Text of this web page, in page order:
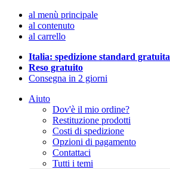
al menù principale
al contenuto
al carrello
Italia: spedizione standard gratuita
Reso gratuito
Consegna in 2 giorni
Aiuto
Dov'è il mio ordine?
Restituzione prodotti
Costi di spedizione
Opzioni di pagamento
Contattaci
Tutti i temi